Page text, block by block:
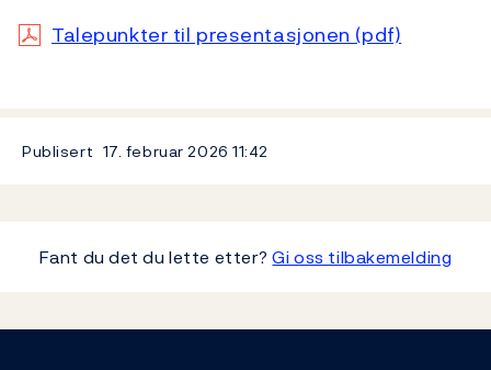
Talepunkter til presentasjonen (pdf)
Publisert 17. februar 202611:42
Fant du det du lette etter?Gi oss tilbakemelding